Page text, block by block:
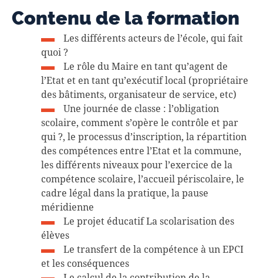
Contenu de la formation
Les différents acteurs de l’école, qui fait
quoi ?
Le rôle du Maire en tant qu’agent de
l’Etat et en tant qu’exécutif local (propriétaire
des bâtiments, organisateur de service, etc)
Une journée de classe : l’obligation
scolaire, comment s’opère le contrôle et par
qui ?, le processus d’inscription, la répartition
des compétences entre l’Etat et la commune,
les différents niveaux pour l’exercice de la
compétence scolaire, l’accueil périscolaire, le
cadre légal dans la pratique, la pause
méridienne
Le projet éducatif La scolarisation des
élèves
Le transfert de la compétence à un EPCI
et les conséquences